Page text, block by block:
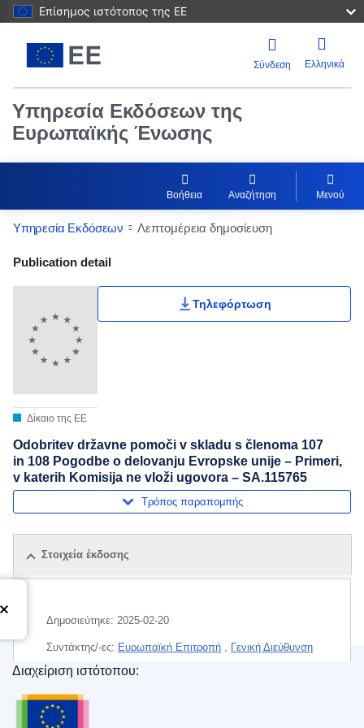
Επίσημος ιστότοπος της ΕΕ
Σύνδεση Ελληνικά
Υπηρεσία Εκδόσεων της
Ευρωπαϊκής Ένωσης
Βοήθεια Αναζήτηση Μενού
Υπηρεσία Εκδόσεων Λεπτομέρεια δημοσίευση
Publication Detail Actions Portlet
Publication detail
Δίκαιο της ΕΕ
Τηλεφόρτωση
Odobritev državne pomoči v skladu s členoma 107
in 108 Pogodbe o delovanju Evropske unije – Primeri,
v katerih Komisija ne vloži ugovora – SA.115765
Τρόπος παραπομπής
Στοιχεία έκδοσης
Δημοσιεύτηκε: 2025-02-20
Συντάκτης/-ες: Ευρωπαϊκή Επιτροπή , Γενική Διεύθυνση
Ανταγωνισμού(Ευρωπαϊκή Επιτροπή
Θέμα:έλεγχος των κρατικών ενισχύσεων
ενισχύσεις
Υπηρεσία Εκδόσεων της Ευρωπαϊκής Ένωσης
Διαχείριση ιστότοπου: